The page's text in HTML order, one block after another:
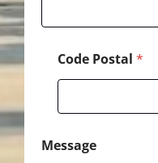
Code Postal *
Message